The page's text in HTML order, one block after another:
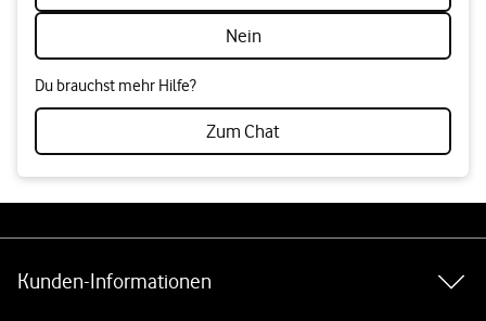
Nein
Du brauchst mehr Hilfe?
Zum Chat
Kunden-Informationen